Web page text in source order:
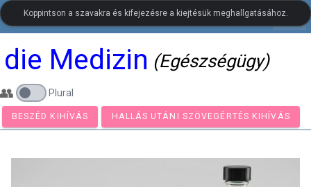
LanguageGuide.org•Német vizuális szókincs settings
die Medizin (Egészségügy)
👥 Plural
BESZÉD KIHÍVÁS HALLÁS UTÁNI SZÖVEGÉRTÉS
Koppintson a szavakra és kifejezésre a kiejtésük meghallgatásához.